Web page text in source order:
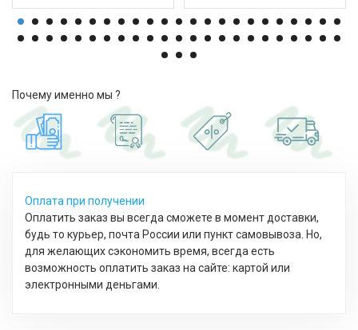
Почему именно мы ?
Оплата при получении
Оплатить заказ вы всегда сможете в момент доставки,
будь то курьер, почта России или пункт самовывоза. Но,
для желающих сэкономить время, всегда есть
возможность оплатить заказ на сайте: картой или
электронными деньгами.